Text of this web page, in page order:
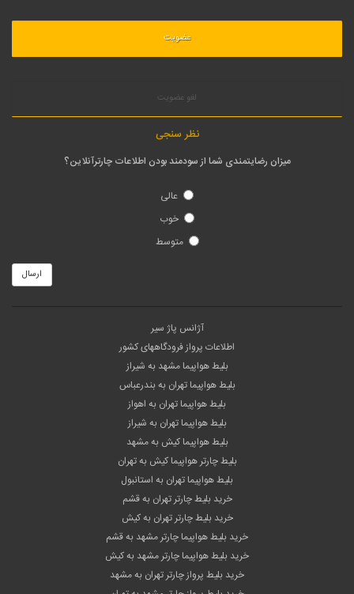
لغو عضویت
نظر سنجی
میزان رضایتمندی شما از سودمند بودن اطلاعات چارترآنلاین؟
عالی
خوب
متوسط
ارسال
آژانس پاژ سیر
اطلاعات پرواز فرودگاههای کشور
بلیط هواپیما مشهد به شیراز
بلیط هواپیما تهران به بندرعباس
بلیط هواپیما تهران به اهواز
بلیط هواپیما تهران به شیراز
بلیط هواپیما کیش به مشهد
بلیط چارتر هواپیما کیش به تهران
بلیط هواپیما تهران به استانبول
خرید بلیط چارتر تهران به قشم
خرید بلیط چارتر تهران به کیش
خرید بلیط هواپیما چارتر مشهد به قشم
خرید بلیط هواپیما چارتر مشهد به کیش
خرید بلیط پرواز چارتر تهران به مشهد